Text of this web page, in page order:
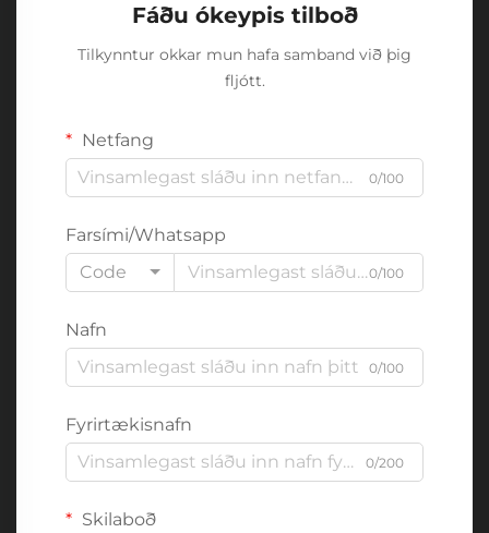
Fáðu ókeypis tilboð
Tilkynntur okkar mun hafa samband við þig
fljótt.
Netfang
0/100
Farsími/Whatsapp
Code
0/100
Nafn
0/100
Fyrirtækisnafn
0/200
Skilaboð